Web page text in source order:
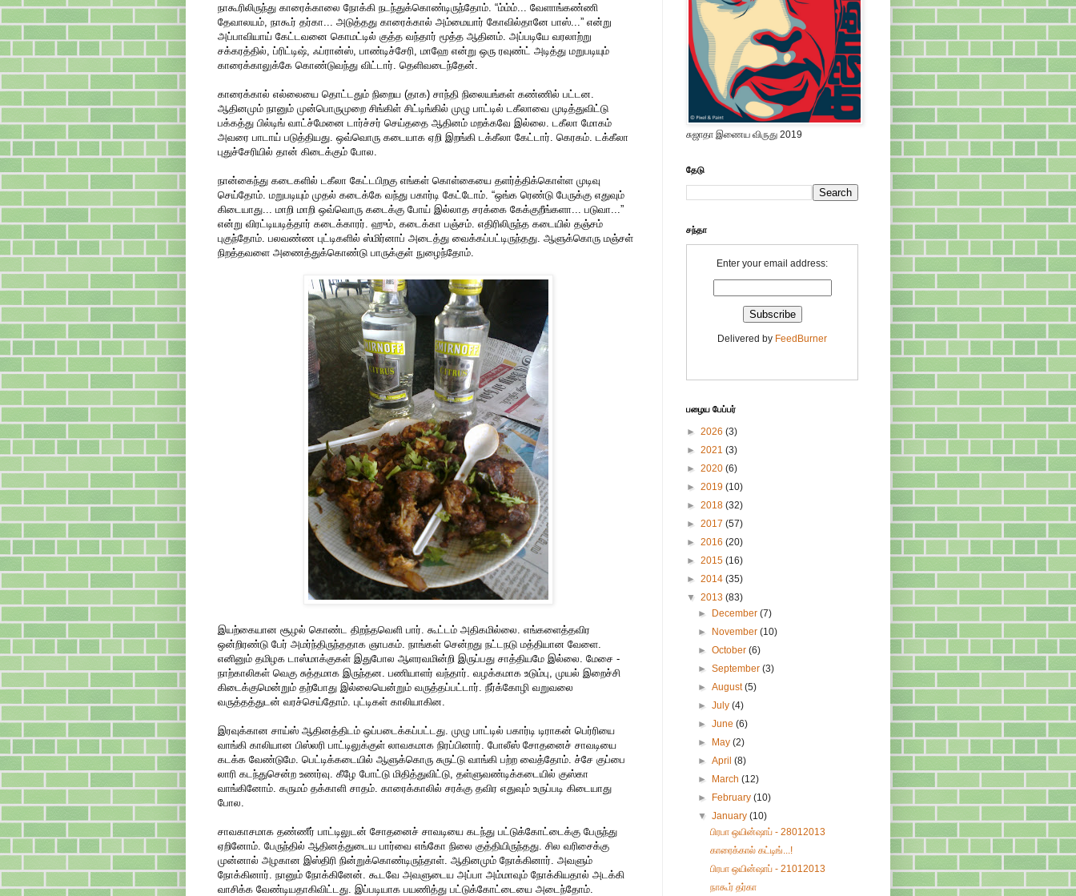
நாகூரிலிருந்து காரைக்காலை நோக்கி நடந்துக்கொண்டிருந்தோம். “ம்ம்ம்... வேளாங்கண்ணி
தேவாலயம், நாகூர் தர்கா... அடுத்தது காரைக்கால் அம்மையார் கோவில்தானே பாஸ்...” என்று
அப்பாவியாய் கேட்டவனை கொமட்டில் குத்த வந்தார் மூத்த ஆதினம். அப்படியே வரலாற்று
சக்கரத்தில், ப்ரிட்டிஷ், ஃப்ரான்ஸ், பாண்டிச்சேரி, மாஹே என்று ஒரு ரவுண்ட் அடித்து மறுபடியும்
காரைக்காலுக்கே கொண்டுவந்து விட்டார். தெளிவடைந்தேன்.
காரைக்கால் எல்லையை தொட்டதும் நிறைய (தாக) சாந்தி நிலையங்கள் கண்ணில் பட்டன.
ஆதினமும் நானும் முன்பொருமுறை சிங்கிள் சிட்டிங்கில் முழு பாட்டில் டகீலாவை முடித்துவிட்டு
பக்கத்து பில்டிங் வாட்ச்மேனை டார்ச்சர் செய்ததை ஆதினம் மறக்கவே இல்லை. டகீலா மோகம்
அவரை பாடாய் படுத்தியது. ஒவ்வொரு கடையாக ஏறி இறங்கி டக்கீலா கேட்டார். கெரகம். டக்கீலா
புதுச்சேரியில் தான் கிடைக்கும் போல.
நான்கைந்து கடைகளில் டகீலா கேட்டபிறகு எங்கள் கொள்கையை தளர்த்திக்கொள்ள முடிவு
செய்தோம். மறுபடியும் முதல் கடைக்கே வந்து பகார்டி கேட்டோம். “ஒங்க ரெண்டு பேருக்கு எதுவும்
கிடையாது... மாறி மாறி ஒவ்வொரு கடைக்கு போய் இல்லாத சரக்கை கேக்குறீங்களா... படுவா...”
என்று விரட்டியடித்தார் கடைக்காரர். ஹும், கடைக்கா பஞ்சம். எதிரிலிருந்த கடையில் தஞ்சம்
புகுந்தோம். பலவண்ண புட்டிகளில் ஸ்மிர்னாப் அடைத்து வைக்கப்பட்டிருந்தது. ஆளுக்கொரு மஞ்சள்
நிறத்தவளை அணைத்துக்கொண்டு பாருக்குள் நுழைந்தோம்.
இயற்கையான சூழல் கொண்ட திறந்தவெளி பார். கூட்டம் அதிகமில்லை. எங்களைத்தவிர
ஒன்றிரண்டு பேர் அமர்ந்திருந்ததாக ஞாபகம். நாங்கள் சென்றது நட்டநடு மத்தியான வேளை.
எனினும் தமிழக டாஸ்மாக்குகள் இதுபோல ஆளரவமின்றி இருப்பது சாத்தியமே இல்லை. மேசை -
நாற்காலிகள் வெகு சுத்தமாக இருந்தன. பணியாளர் வந்தார். வழக்கமாக உடும்பு, முயல் இறைச்சி
கிடைக்குமென்றும் தற்போது இல்லையென்றும் வருத்தப்பட்டார். நீர்க்கோழி வறுவலை
வருத்தத்துடன் வரச்செய்தோம். புட்டிகள் காலியாகின.
இரவுக்கான சாய்ஸ் ஆதினத்திடம் ஒப்படைக்கப்பட்டது. முழு பாட்டில் பகார்டி டிராகன் பெர்ரியை
வாங்கி காலியான பிஸ்லரி பாட்டிலுக்குள் லாவகமாக நிரப்பினார். போலீஸ் சோதனைச் சாவடியை
கடக்க வேண்டுமே. பெட்டிக்கடையில் ஆளுக்கொரு சுருட்டு வாங்கி பற்ற வைத்தோம். ச்சே குப்பை
லாரி கடந்துசென்ற உணர்வு. கீழே போட்டு மிதித்துவிட்டு, தள்ளுவண்டிக்கடையில் குஸ்கா
வாங்கினோம். கருமம் தக்காளி சாதம். காரைக்காலில் சரக்கு தவிர எதுவும் உருப்படி கிடையாது
போல.
சாவகாசமாக தண்ணீர் பாட்டிலுடன் சோதனைச் சாவடியை கடந்து பட்டுக்கோட்டைக்கு பேருந்து
ஏறினோம். பேருந்தில் ஆதினத்துடைய பார்வை எங்கோ நிலை குத்தியிருந்தது. சில வரிசைக்கு
முன்னால் அழகான இஸ்திரி நின்றுக்கொண்டிருந்தாள். ஆதினமும் நோக்கினார். அவளும்
நோக்கினார். நானும் நோக்கினேன். கூடவே அவளுடைய அப்பா அம்மாவும் நோக்கியதால் அடக்கி
வாசிக்க வேண்டியதாகிவிட்டது. இப்படியாக பயணித்து பட்டுக்கோட்டையை அடைந்தோம்.
சுஜாதா இணைய விருது 2019
தேடு
சந்தா
Enter your email address:
Delivered by FeedBurner
பழைய பேப்பர்
► 2026 (3)
► 2021 (3)
► 2020 (6)
► 2019 (10)
► 2018 (32)
► 2017 (57)
► 2016 (20)
► 2015 (16)
► 2014 (35)
▼ 2013 (83)
►
December(7)
►
November(10)
►October(6)
►September(3)
►August(5)
►July(4)
►June(6)
►
May(2)
►April(8)
►
March(12)
►
February(10)
▼January(10)
பிரபா ஒயின்ஷாப் - 28012013
காரைக்கால் கட்டிங்...!
பிரபா ஒயின்ஷாப் - 21012013
நாகூர் தர்கா